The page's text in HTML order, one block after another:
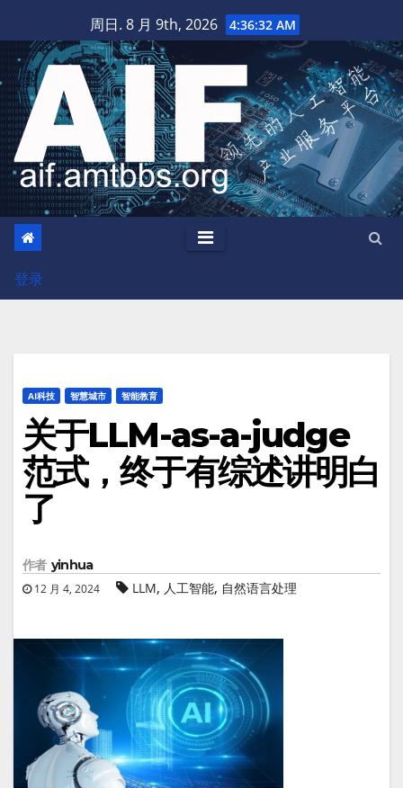
至
内
容
周日. 8 月 9th, 2026 4:36:33 AM
登录
AI科技 智慧城市 智能教育
关于LLM-as-a-judge
范式，终于有综述讲明白
了
作者 yinhua
12 月 4, 2024 LLM, 人工智能, 自然语言处理